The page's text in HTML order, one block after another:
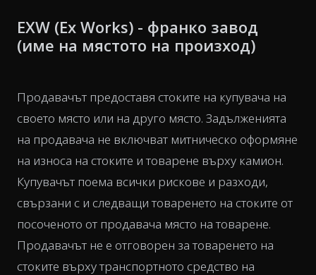
EXW (Ex Works) - франко завод
(име на мястото на произход)
Продавачът предоставя стоките на купувача на
своето място или на друго място. Задълженията
на продавача не включват митническо оформяне
на износа на стоките и товарене върху камион.
Купувачът поема всички рискове и разходи,
свързани с и следващи товаренето на стоките от
посоченото от продавача място на товарене.
Продавачът не е отговорен за товаренето на
стоките върху транспортното средство на